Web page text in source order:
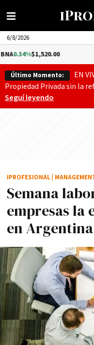
6/8/2026
Último Momento:
EN
Propiedad Privada sin la
Seguí leyendo
Semana
empresas la
en
IPROFESIONAL